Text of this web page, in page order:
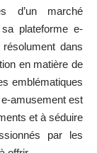
d’un marché
plateforme e-
dans
en matière de
emblématiques
amusement est
et à séduire
par les